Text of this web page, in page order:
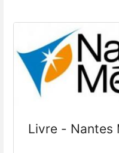
Livre - Nantes